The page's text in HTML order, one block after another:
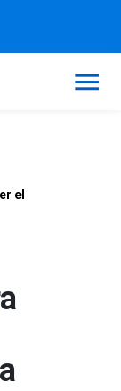
el